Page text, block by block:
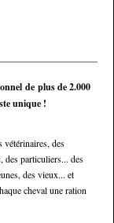
de plus de 2.000
unique !
vétérinaires, des
des particuliers... des
des vieux... et
cheval une ration